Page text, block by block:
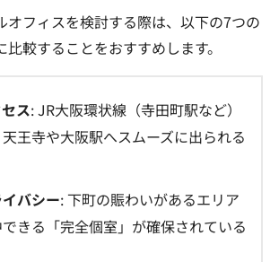
オフィスを検討する際は、以下の7つの
較することをおすすめします。
ス: JR大阪環状線（寺田町駅など）
王寺や大阪駅へスムーズに出られる
バシー: 下町の賑わいがあるエリア
きる「完全個室」が確保されている